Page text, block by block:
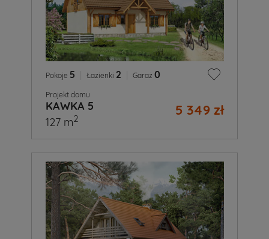
Pokoje 5 Łazienki 2 Garaż 0
Projekt domu
KAWKA 5 5 349 zł
127 m2